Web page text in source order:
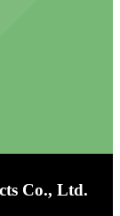
Co., Ltd.